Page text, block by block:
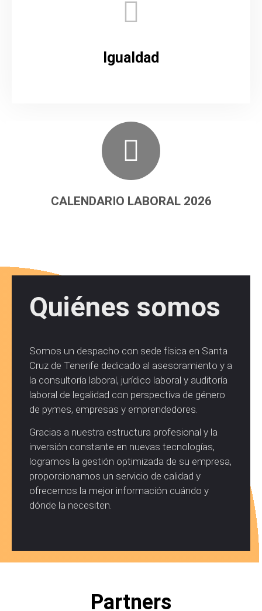
Igualdad
CALENDARIO LABORAL 2026
Descárgalo
Y complétalo con los datos de tu empresa.
Quiénes somos
Somos un despacho con sede física en Santa
Cruz de Tenerife dedicado al asesoramiento y a
la consultoría laboral, jurídico laboral y auditoría
laboral de legalidad con perspectiva de género
de pymes, empresas y emprendedores.
Gracias a nuestra estructura profesional y la
inversión constante en nuevas tecnologías,
logramos la gestión optimizada de su empresa,
proporcionamos un servicio de calidad y
ofrecemos la mejor información cuándo y
dónde la necesiten.
Partners